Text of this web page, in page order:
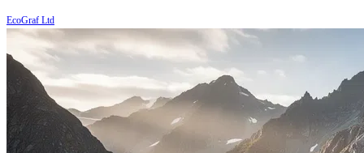
EcoGraf Ltd